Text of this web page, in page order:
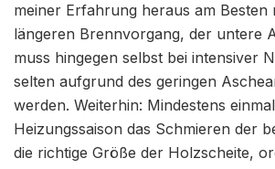
meiner Erfahrung heraus am Besten
längeren Brennvorgang, der untere
muss hingegen selbst bei intensiver
selten aufgrund des geringen
werden. Weiterhin: Mindestens
Heizungssaison das Schmieren der
die richtige Größe der Holzscheite,